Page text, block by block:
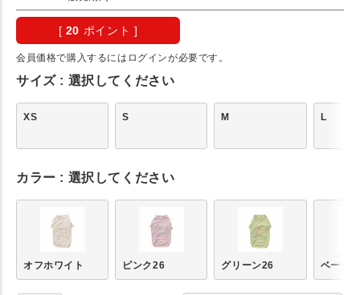
[ 20 ポイント ]
会員価格で購入するにはログインが必要です。
サイズ 選択してください
XS S M L
カラー 選択してください
オフホワイト ピンク26 グリーン26 ベージュ